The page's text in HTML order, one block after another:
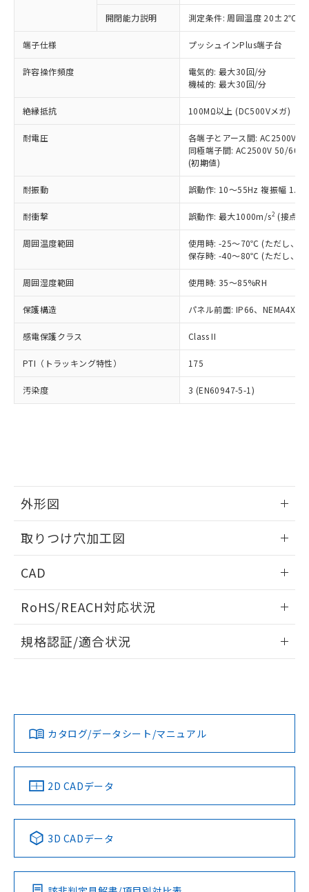
開閉能力説明 測定条件: 周囲温度 20±2℃、
端子仕様 プッシュインPlus端子台
許容操作頻度
電気的: 最大30回/分
機械的: 最大30回/分
絶縁抵抗 100MΩ以上 (DC500Vメガ)
耐電圧
各端子とアース間: AC2500V
同極端子間: AC2500V 50/
(初期値)
耐振動 誤動作: 10～55Hz 複振幅
耐衝撃 誤動作: 最大1000m/s2 (接点
周囲温度範囲
使用時: -25～70℃ (ただし、氷
保存時: -40～80℃ (ただし、氷
周囲湿度範囲 使用時: 35～85%RH
保護構造 パネル前面: IP66、NEMA4X,
感電保護クラス Class II
PTI（トラッキング特性） 175
汚染度 3 (EN60947-5-1)
外形図
取りつけ穴加工図
CAD
ドすることができます。
ログイン/会員登録
ダウンロードデータをご利用いただく前に、以下を必ずお読
みください。
ソフトウェアの使用条件
RoHS/REACH対応状況
EU RoHS 注意事項・凡例
対応済み
中国 RoHS 注意事項・凡例
Pb Hg Cd Cr(VI)
規格認証/適合状況
カタログ/データシート/マニュアル
2D CADデータ
3D CADデータ
以下の条件をお読みいただき、同意のうえ
ご利用ください。
本サービスは、当社制御機器事業取扱
商品の当社在庫状況および標準価格
当社制御機器事業取扱商品の中には、
本サービスの対象外となる商品もある
ことをご了承ください。
在庫状況および標準価格照会結果は、
記載している更新日時点での社内デー
タに基づき作成されるものであり、閲
覧された時点での実際の在庫および標
準価格とは異なる場合があることをご
正式な納期状況および標準価格はお客
様のお取引先、またはお客様担当のオ
ムロン制御機器販売店・当社販売員に
オムロン制御機器販売店や当社販売拠
販売ネットワーク
」をご確認
ください。
在庫状況および標準価格結果を当社の
事前の承諾なく第三者に漏洩または開
マイパーツ機能（部品リスト作成サー
および当社の共同利用者が、当社の製
※当社の共同利用者とは、
の共同利用に関して"
の「1.共同利
対応予定なし：EU RoHS指令（10物質）の
非含有に非対応の商品で、対応品を出す予
定はありません。
調査・確認中：EU RoHS指令（10物質）の
非含有の対応状況を調査中または確認中の
非該当品：ライセンス料など無形物で、有
害物質有無と関係のない商品です。
いたものが、含有品と判明した場合などや
むを得ず変更することがあります。
六価クロム(Cr(Ⅵ)) 1000ppm以下、ポリ臭化ビフェニル
類(PBB) 1000ppm以下、ポリ臭化ジフェニルエーテル類
(PBDE) 1000ppm以下、フタル酸ビス(2-エチルヘキシ
ル) (DEHP)(別名：DOP) 1000ppm以下、フタル酸ブチ
ルベンジル（BBP） 1000ppm以下、フタル酸ジブチル
（DBP） 1000ppm以下、フタル酸ジイソブチル
(DIBP) 1000ppm以下
フタル酸エステル類の４物質については閾値を超える意
図的な使用がないことを確認しています。
※2 対応予定月
部品在庫の切り替え状況などにより、予定
月が前後することがあります。
とができます。
EU RoHS指令（10物質）の非含有証明書
ものではありません。
また、RoHS指令のフタル酸エステル類４
物質の対応では、対応完了までの期間は出
荷製品に未対応品が混在することから備考
欄に対応日を記載しておりました。
※1 中国RoHS○×表
「○」：最大均質材料含有率が中国RoHSの
基準値以下であることを示します。
「×」：最大均質材料含有率が中国RoHSの
基準値を超えていることを示します。
「－」：未確認です。当社販売部門へお問
*中国RoHS10物質の基準値 (GB/T26572)：
Pb(鉛) :1000ppm、 Hg(水銀) : 1000ppm、 Cd(カドミウ
Cr(Ⅵ)(六価クロム) : 1000ppm、 PBBs(ポリ臭化ビフェ
ニル類) : 1000ppm、 PBDEs(ポリ臭化ジフェニルエーテ
DBP(フタル酸ジブチル) : 1000ppm、 DIBP(フタル酸ジ
イソブチル) : 1000ppm、 BBP(フタル酸ブチルベンジ
ル) : 1000ppm、
DEHP(フタル酸ビス(2-エチルヘキシル)) : 1000ppm
※2 環境保護使用期限
「ｅ」：有害物質（10物質）のすべてが基
準値以下であることを示します。
「10」：通常の使用状況下において有害物
質が外部に漏えいし、環境に深刻な影響を
当社は、これら貴社製品のうち、外国
為替および外国貿易法に定める商品
（以下｢規制貨物等」という）を輸出
または国外への提供する場合は、日本
国政府の輸出許可(または役務取引許
可)を取得するなどの必要な手続きを
当社は規制貨物を破棄する場合は、完
全に破砕するなど、違法に輸出されな
いよう必要な手段を講じます。
ル、化学兵器、生物兵器またはその他
武器並びにこれらの製造装置等に一切
使用いたしません。
当社は、貴社製品を第三者に販売する
場合は、上記1、2および3の内容を当
該第三者に通知します。また当社は、
販売先および販売に係わる関係者が違
法に輸出するおそれがある場合は、取
○ 一定数以上の在庫あり
一定数には満たないが在庫あり
在庫なし(最新の在庫状況につ
いては、お客様のお取引先、ま
たはお客様担当のオムロン制御
機器販売店・当社販売員にご確
認ください)
受注生産機種、また在庫状況の